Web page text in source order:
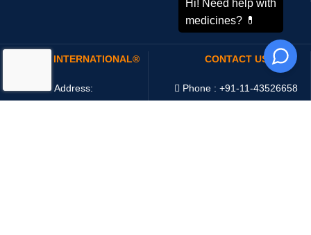
ODDWAY INTERNATIONAL®
Address:
CONTACT US
Phone : +91-11-43526658